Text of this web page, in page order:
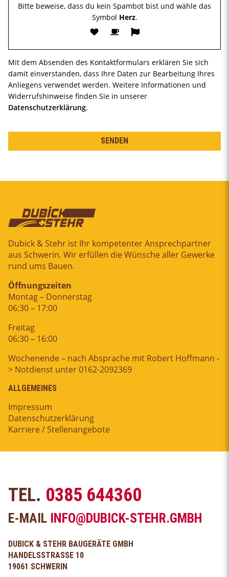
Bitte beweise, dass du kein Spambot bist und wähle das
Symbol Herz.
Mit dem Absenden des Kontaktformulars erklären Sie sich
damit einverstanden, dass Ihre Daten zur Bearbeitung Ihres
Anliegens verwendet werden. Weitere Informationen und
Widerrufshinweise finden Sie in unserer
Datenschutzerklärung.
Dubick & Stehr ist Ihr kompetenter Ansprechpartner
aus Schwerin. Wir erfüllen die Wünsche aller Gewerke
rund ums Bauen.
Öffnungszeiten
Montag – Donnerstag
06:30 – 17:00
Freitag
06:30 – 16:00
Wochenende – nach Absprache mit Robert Hoffmann -
> Notdienst unter 0162-2092369
ALLGEMEINES
Impressum
Datenschutzerklärung
Karriere / Stellenangebote
TEL. 0385 644360
E-MAIL INFO@DUBICK-STEHR.GMBH
DUBICK & STEHR BAUGERÄTE GMBH
HANDELSSTRASSE 10
19061 SCHWERIN